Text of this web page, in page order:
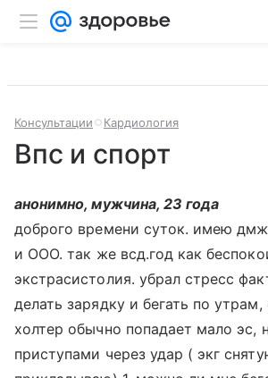
Консультации Кардиология
Впс и спорт
анонимно, мужчина, 23 года
доброго времени суток. имею
и ООО. так же всд.год как
экстрасистолия. убрал стресс
делать зарядку и бегать по
холтер обычно попадает мало эс,
приступами через удар ( экг